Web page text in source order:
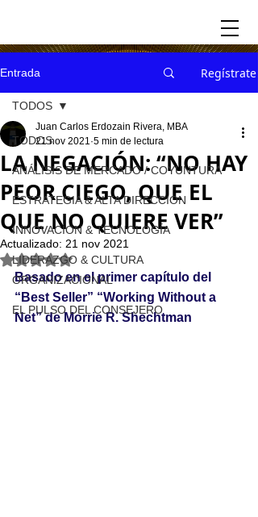
Entrada Regístrate
TODOS
ANÁLISIS DE MERCADO / COYUNTURA
ESTRATEGIA & ALTA DIRECCION
INNOVACION & TECNOLOGÍA
LIDERAZGO & CULTURA
ORGANIZACIONAL
EL PULSO DEL CONSEJERO
TODOS
LA NEGACIÓN: “NO HAY
PEOR CIEGO, QUE EL
QUE NO QUIERE VER”
Juan Carlos Erdozain Rivera, MBA
21 nov 2021 5 min de lectura
Actualizado: 21 nov 2021
Obtuvo NaN de 5 estrellas.
Basado en el primer capítulo del
“Best Seller” “Working Without a
Net” de Morrie R. Shechtman